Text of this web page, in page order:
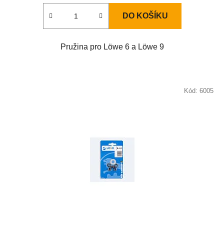
hvězdiček.
DO KOŠÍKU
Pružina pro Löwe 6 a Löwe 9
Kód: 6005